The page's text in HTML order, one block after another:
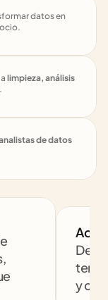
limpieza, análisis
de datos
y